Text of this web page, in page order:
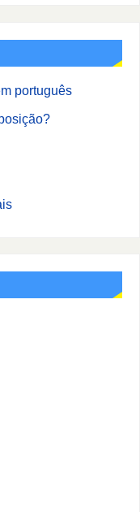
português